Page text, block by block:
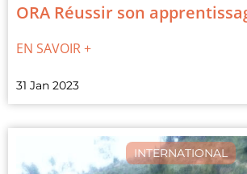
ORA Réussir son
EN SAVOIR +
31 Jan 2023
INTERNATIONAL